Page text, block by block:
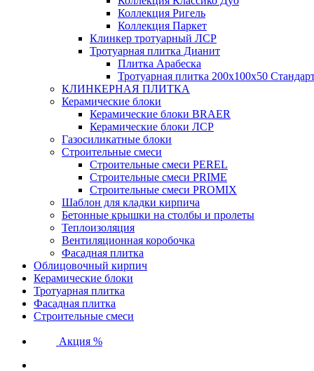
Коллекция Ригель
Коллекция Паркет
Клинкер тротуарный ЛСР
Тротуарная плитка Дианит
Плитка Арабеска
Тротуарная плитка 200х100х50
КЛИНКЕРНАЯ ПЛИТКА
Керамические блоки
Керамические блоки BRAER
Керамические блоки ЛСР
Газосиликатные блоки
Строительные смеси
Строительные смеси PEREL
Строительные смеси PRIME
Строительные смеси PROMIX
Шаблон для кладки кирпича
Бетонные крышки на столбы и пролеты
Теплоизоляция
Вентиляционная коробочка
Фасадная плитка
Облицовочный кирпич
Керамические блоки
Тротуарная плитка
Фасадная плитка
Строительные смеси
Акция %